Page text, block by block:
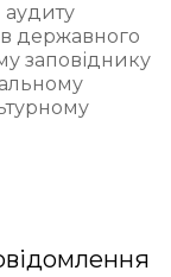
аудиту
державного
заповіднику